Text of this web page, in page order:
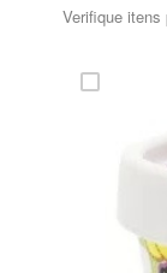
Verifique